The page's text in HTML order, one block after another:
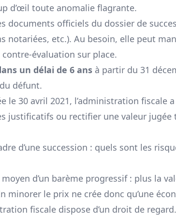
d’œil toute anomalie flagrante.
documents officiels du dossier de
notariées, etc.). Au besoin, elle peut
évaluation sur place.
un délai de 6 ans à partir du 31
défunt.
le 30 avril 2021, l’administration fiscale a
justificatifs ou rectifier une valeur jugée
d’une succession : quels sont les
d’un barème progressif : plus la
minorer le prix ne crée donc qu’une
fiscale dispose d’un droit de regard.